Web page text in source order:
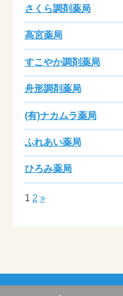
さくら調剤薬局
高宮薬局
すこやか調剤薬局
舟形調剤薬局
(有)ナカムラ薬局
ふれあい薬局
ひろみ薬局
1 2 »